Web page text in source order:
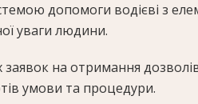
допомоги водієві з
уваги людини.
на отримання
умови та процедури.